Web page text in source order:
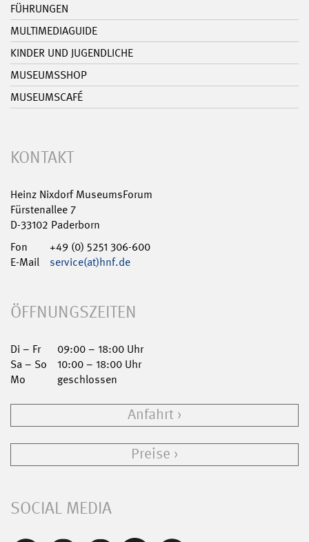
FÜHRUNGEN
MULTIMEDIAGUIDE
KINDER UND JUGENDLICHE
MUSEUMSSHOP
MUSEUMSCAFÉ
KONTAKT
Heinz Nixdorf MuseumsForum
Fürstenallee 7
D-33102 Paderborn
Fon
+49 (0) 5251 306-600
E-Mail
service(at)hnf.de
ÖFFNUNGSZEITEN
Di – Fr
09:00 – 18:00 Uhr
Sa – So
10:00 – 18:00 Uhr
Mo
geschlossen
Anfahrt
Preise
SOCIAL MEDIA